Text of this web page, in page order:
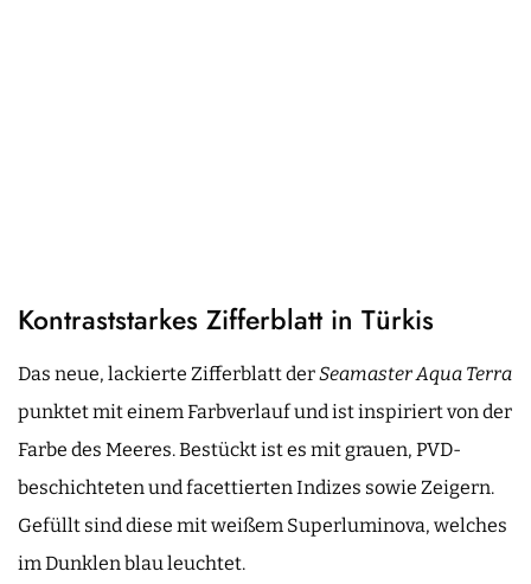
Kontraststarkes Zifferblatt in Türkis
Das neue, lackierte Zifferblatt derSeamaster Aqua Terra
punktet mit einem Farbverlauf und ist inspiriert von der
Farbe des Meeres. Bestückt ist es mit grauen, PVD-
beschichteten und facettierten Indizes sowie Zeigern.
Gefüllt sind diese mit weißem Superluminova, welches
im Dunklen blau leuchtet.